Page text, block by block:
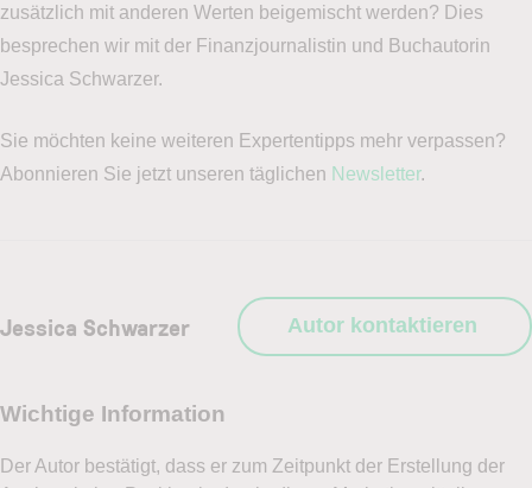
zusätzlich mit anderen Werten beigemischt werden? Dies
besprechen wir mit der Finanzjournalistin und Buchautorin
Jessica Schwarzer.
Sie möchten keine weiteren Expertentipps mehr verpassen?
Abonnieren Sie jetzt unseren täglichen Newsletter.
Jessica Schwarzer Autor kontaktieren